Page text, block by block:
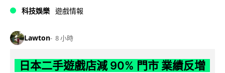
科技娛樂 遊戲情報
Lawton 8 小時
日本二手遊戲店減 90% 門市 業績反增